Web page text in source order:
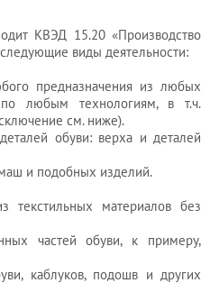
КВЭД 15.20 «Производство
виды деятельности:
предназначения из любых
по любым технологиям, в т.ч.
см. ниже).
обуви: верха и деталей
и подобных изделий.
материалов без
частей обуви, к примеру,
каблуков, подошв и других